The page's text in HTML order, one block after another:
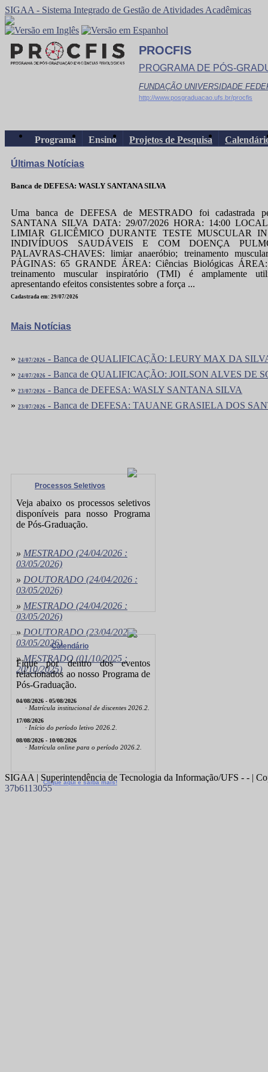
SIGAA - Sistema Integrado de Gestão de Atividades Acadêmicas
PROCFIS
PROGRAMA DE PÓS-
FUNDAÇÃO UNIVERSIDADE
http://www.posgraduacao.ufs.br/procfis
Programa Ensino Projetos de Pesquisa
Últimas Notícias
Banca de DEFESA: WASLY SANTANA SILVA
Uma banca de DEFESA de MESTRADO foi cadastrada
SANTANA SILVA DATA: 29/07/2026 HORA: 14:00
LIMIAR GLICÊMICO DURANTE TESTE MUSCULAR
INDIVÍDUOS SAUDÁVEIS E COM DOENÇA
PALAVRAS-CHAVES: limiar anaeróbio; treinamento
PÁGINAS: 65 GRANDE ÁREA: Ciências Biológicas
treinamento muscular inspiratório (TMI) é amplamente
apresentando efeitos consistentes sobre a força ...
Cadastrada em: 29/07/2026
Mais Notícias
» 24/07/2026 - Banca de QUALIFICAÇÃO: LEURY MAX DA
» 24/07/2026 - Banca de QUALIFICAÇÃO: JOILSON ALVES DE
» 23/07/2026 - Banca de DEFESA: WASLY SANTANA SILVA
» 23/07/2026 - Banca de DEFESA: TAUANE GRASIELA DOS
Processos Seletivos
Veja abaixo os processos seletivos
disponíveis para nosso Programa
de Pós-Graduação.
» MESTRADO (24/04/2026 :
03/05/2026)
» DOUTORADO (24/04/2026 :
03/05/2026)
» MESTRADO (24/04/2026 :
03/05/2026)
»DOUTORADO (23/04/2026 :
03/05/2026)
»MESTRADO (01/10/2025 :
20/10/2025)
Calendário
Fique por dentro dos eventos
relacionados ao nosso Programa de
Pós-Graduação.
04/08/2026 - 05/08/2026
· Matrícula institucional de discentes 2026.2.
17/08/2026
· Início do período letivo 2026.2.
08/08/2026 - 10/08/2026
· Matrícula online para o período 2026.2.
Clique aqui e saiba mais!
SIGAA | Superintendência de Tecnologia da Informação/UFS - - |
37b6113055